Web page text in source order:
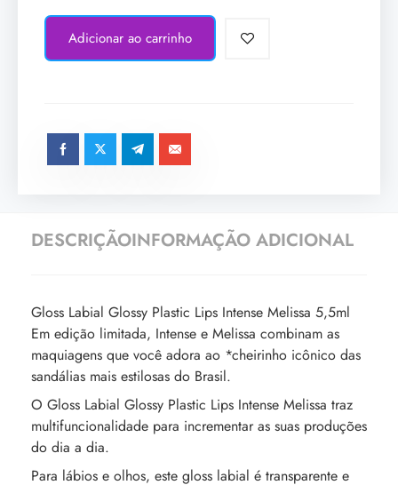
Adicionar ao carrinho
DESCRIÇÃOINFORMAÇÃO ADICIONAL
Gloss Labial Glossy Plastic Lips Intense Melissa 5,5ml
Em edição limitada, Intense e Melissa combinam as
maquiagens que você adora ao *cheirinho icônico das
sandálias mais estilosas do Brasil.
O Gloss Labial Glossy Plastic Lips Intense Melissa traz
multifuncionalidade para incrementar as suas produções
do dia a dia.
Para lábios e olhos, este gloss labial é transparente e